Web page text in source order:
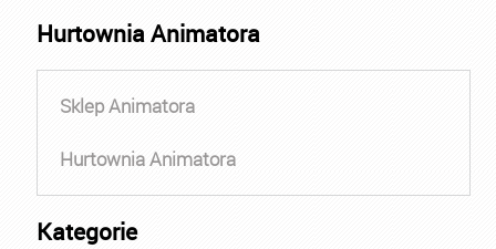
Hurtownia Animatora
Sklep Animatora
Hurtownia Animatora
Kategorie